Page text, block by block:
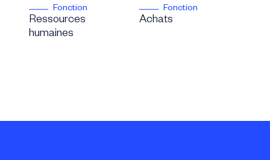
Fonction
Ressources
humaines
Fonction
Achats